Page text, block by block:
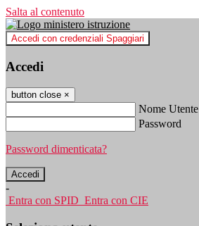
Salta al contenuto
Accedi con credenziali Spaggiari
Accedi
button close ×
Nome Utente
Password
Password dimenticata?
-
Entra con SPID Entra con CIE